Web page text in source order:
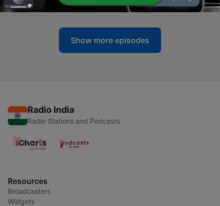
12 Jul 2026
Show more episodes
Radio India
Radio Stations and Podcasts
Resources
Broadcasters
Widgets